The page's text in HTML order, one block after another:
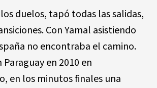
duelos, tapó todas las salidas,
Con Yamal asistiendo
no encontraba el camino.
en 2010 en
en los minutos finales una